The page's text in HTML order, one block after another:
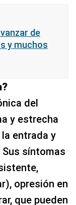
de
y muchos
del
y estrecha
entrada y
síntomas
opresión en
que pueden